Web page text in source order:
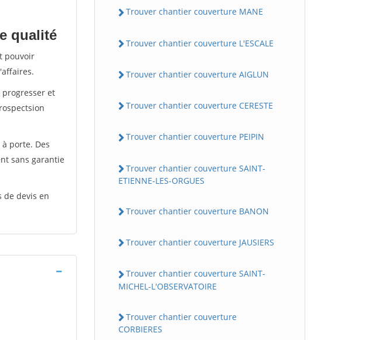
qualité
pouvoir
et
porte. Des
sans garantie
de devis en
Trouver chantier couverture MANE
Trouver chantier couverture L'ESCALE
Trouver chantier couverture AIGLUN
Trouver chantier couverture CERESTE
Trouver chantier couverture PEIPIN
Trouver chantier couverture SAINT-
ETIENNE-LES-ORGUES
Trouver chantier couverture BANON
Trouver chantier couverture JAUSIERS
Trouver chantier couverture SAINT-
MICHEL-L'OBSERVATOIRE
Trouver chantier couverture
CORBIERES